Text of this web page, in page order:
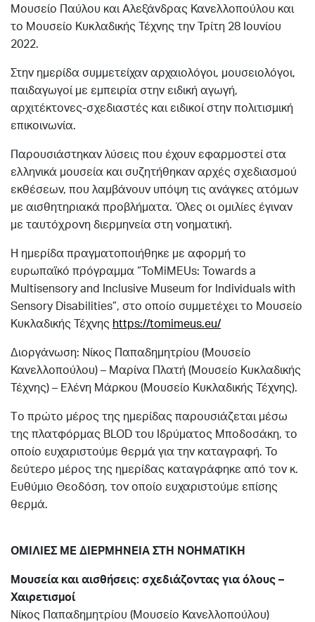
Μουσείο Παύλου και Αλεξάνδρας Κανελλοπούλου και
το Μουσείο Κυκλαδικής Τέχνης την Τρίτη 28 Ιουνίου
2022.
Στην ημερίδα συμμετείχαν αρχαιολόγοι, μουσειολόγοι,
παιδαγωγοί με εμπειρία στην ειδική αγωγή,
αρχιτέκτονες-σχεδιαστές και ειδικοί στην πολιτισμική
επικοινωνία.
Παρουσιάστηκαν λύσεις που έχουν εφαρμοστεί στα
ελληνικά μουσεία και συζητήθηκαν αρχές σχεδιασμού
εκθέσεων, που λαμβάνουν υπόψη τις ανάγκες ατόμων
με αισθητηριακά προβλήματα. Όλες οι ομιλίες έγιναν
με ταυτόχρονη διερμηνεία στη νοηματική.
Η ημερίδα πραγματοποιήθηκε με αφορμή το
ευρωπαϊκό πρόγραμμα “ToMiMEUs: Towards a
Multisensory and Inclusive Museum for Individuals with
Sensory Disabilities”, στο οποίο συμμετέχει το Μουσείο
Κυκλαδικής Τέχνης https://tomimeus.eu/
Διοργάνωση: Νίκος Παπαδημητρίου (Μουσείο
Κανελλοπούλου) – Μαρίνα Πλατή (Μουσείο Κυκλαδικής
Τέχνης) – Ελένη Μάρκου (Μουσείο Κυκλαδικής Τέχνης).
Tο πρώτο μέρος της ημερίδας παρουσιάζεται μέσω
της πλατφόρμας BLODτου Ιδρύματος Μποδοσάκη, το
οποίο ευχαριστούμε θερμά για την καταγραφή. Το
δεύτερο μέρος της ημερίδας καταγράφηκε από τον κ.
Ευθύμιο Θεοδόση, τον οποίο ευχαριστούμε επίσης
θερμά.
ΟΜΙΛΙΕΣ ΜΕ ΔΙΕΡΜΗΝΕΙΑ ΣΤΗ ΝΟΗΜΑΤΙΚΗ
Μουσεία και αισθήσεις: σχεδιάζοντας για όλους –
Χαιρετισμοί
Νίκος Παπαδημητρίου (Μουσείο Κανελλοπούλου)